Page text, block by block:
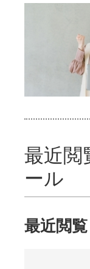
最近閲
ール
最近閲